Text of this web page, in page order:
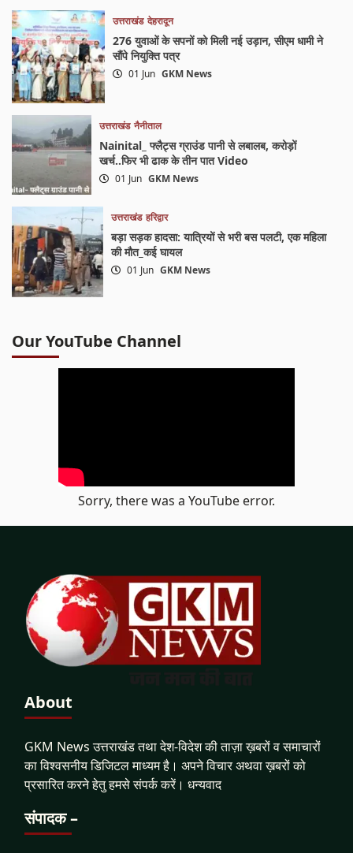
उत्तराखंड देहरादून
276 युवाओं के सपनों को मिली नई उड़ान, सीएम धामी ने
सौंपे नियुक्ति पत्र
01 Jun GKM News
उत्तराखंड नैनीताल
Nainital_ फ्लैट्स ग्राउंड पानी से लबालब, करोड़ों
खर्च..फिर भी ढाक के तीन पात Video
01 Jun GKM News
उत्तराखंड हरिद्वार
बड़ा सड़क हादसा: यात्रियों से भरी बस पलटी, एक महिला
की मौत_कई घायल
01 Jun GKM News
Our YouTube Channel
Sorry, there was a YouTube error.
About
GKM News उत्तराखंड तथा देश-विदेश की ताज़ा ख़बरों व समाचारों
का विश्वसनीय डिजिटल माध्यम है। अपने विचार अथवा ख़बरों को
प्रसारित करने हेतु हमसे संपर्क करें। धन्यवाद
संपादक –